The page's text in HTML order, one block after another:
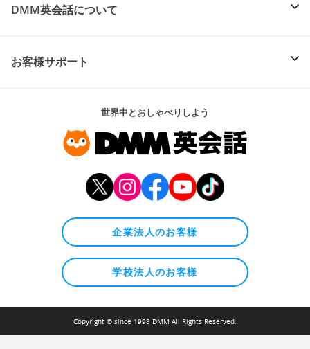
DMM英会話について
お客様サポート
世界中とおしゃべりしよう
企業法人のお客様
学校法人のお客様
Copyright © since 1998 DMM All Rights Reserved.